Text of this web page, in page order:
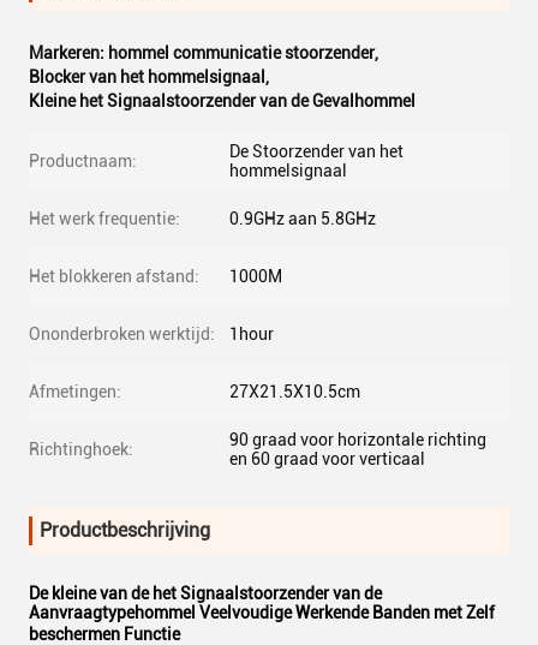
Markeren: hommel communicatie stoorzender,
Blocker van het hommelsignaal ,
Kleine het Signaalstoorzender van de Gevalhommel
Productnaam:
De Stoorzender van het
hommelsignaal
Het werk frequentie: 0.9GHz aan 5.8GHz
Het blokkeren afstand: 1000M
Ononderbroken werktijd: 1hour
Afmetingen: 27X21.5X10.5cm
Richtinghoek:
90 graad voor horizontale richting
en 60 graad voor verticaal
Productbeschrijving
De kleine van de het Signaalstoorzender van de
Aanvraagtypehommel Veelvoudige Werkende Banden met Zelf
beschermen Functie